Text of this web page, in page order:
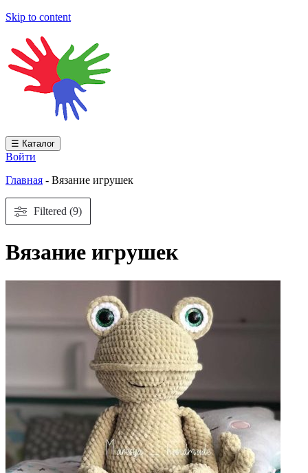
Skip to content
☰ Каталог
Войти
Главная - Вязание игрушек
Filtered (9)
Вязание игрушек